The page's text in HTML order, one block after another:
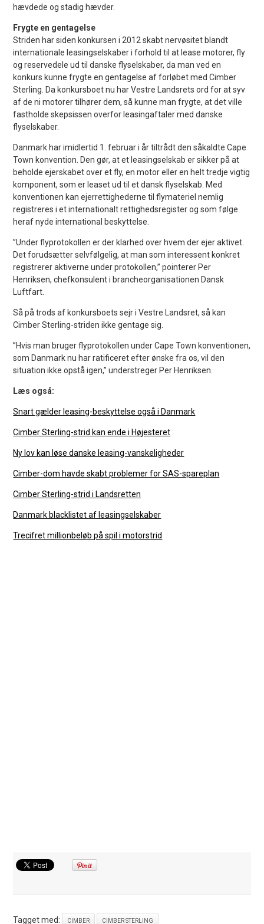
hævdede og stadig hævder.
Frygte en gentagelse
Striden har siden konkursen i 2012 skabt nervøsitet blandt
internationale leasingselskaber i forhold til at lease motorer, fly
og reservedele ud til danske flyselskaber, da man ved en
konkurs kunne frygte en gentagelse af forløbet med Cimber
Sterling. Da konkursboet nu har Vestre Landsrets ord for at syv
af de ni motorer tilhører dem, så kunne man frygte, at det ville
fastholde skepsissen overfor leasingaftaler med danske
flyselskaber.
Danmark har imidlertid 1. februar i år tiltrådt den såkaldte Cape
Town konvention. Den gør, at et leasingselskab er sikker på at
beholde ejerskabet over et fly, en motor eller en helt tredje vigtig
komponent, som er leaset ud til et dansk flyselskab. Med
konventionen kan ejerrettighederne til flymateriel nemlig
registreres i et internationalt rettighedsregister og som følge
heraf nyde international beskyttelse.
”Under flyprotokollen er der klarhed over hvem der ejer aktivet.
Det forudsætter selvfølgelig, at man som interessent konkret
registrerer aktiverne under protokollen,” pointerer Per
Henriksen, chefkonsulent i brancheorganisationen Dansk
Luftfart.
Så på trods af konkursboets sejr i Vestre Landsret, så kan
Cimber Sterling-striden ikke gentage sig.
”Hvis man bruger flyprotokollen under Cape Town konventionen,
som Danmark nu har ratificeret efter ønske fra os, vil den
situation ikke opstå igen,” understreger Per Henriksen.
Læs også:
Snart gælder leasing-beskyttelse også i Danmark
Cimber Sterling-strid kan ende i Højesteret
Ny lov kan løse danske leasing-vanskeligheder
Cimber-dom havde skabt problemer for SAS-spareplan
Cimber Sterling-strid i Landsretten
Danmark blacklistet af leasingselskaber
Trecifret millionbeløb på spil i motorstrid
Tagget med: CIMBER CIMBER STERLING